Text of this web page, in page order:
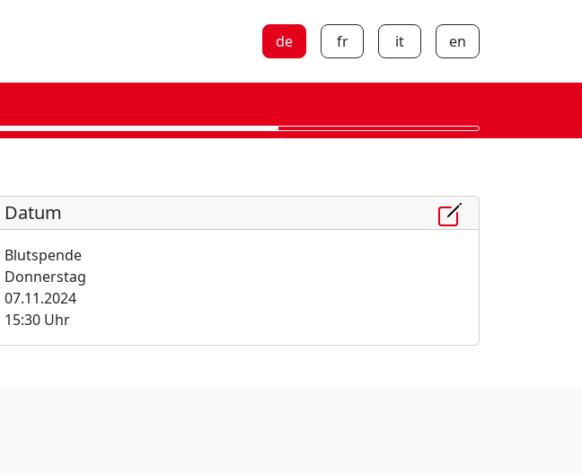
de fr it en
Datum
Blutspende
Donnerstag
07.11.2024
15:30 Uhr